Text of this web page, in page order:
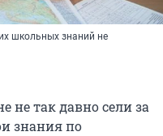
школьных знаний не
не так давно сели за
знания по